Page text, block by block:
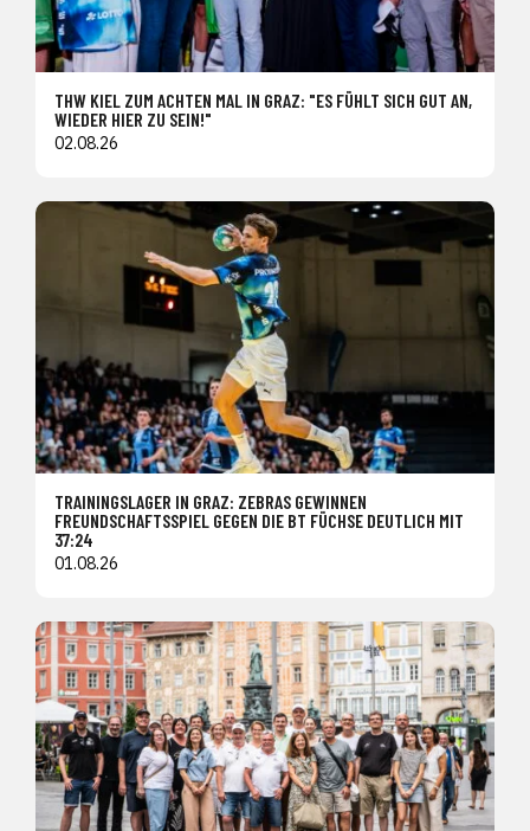
THW KIEL ZUM ACHTEN MAL IN GRAZ: "ES FÜHLT SICH GUT AN,
WIEDER HIER ZU SEIN!"
02.08.26
TRAININGSLAGER IN GRAZ: ZEBRAS GEWINNEN
FREUNDSCHAFTSSPIEL GEGEN DIE BT FÜCHSE DEUTLICH MIT
37:24
01.08.26